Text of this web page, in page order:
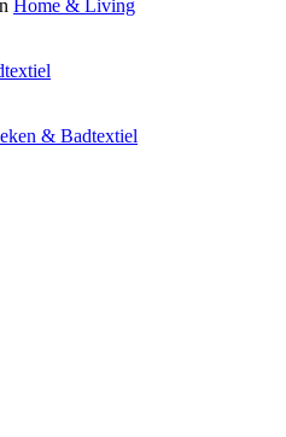
Home & Living
& Badtextiel